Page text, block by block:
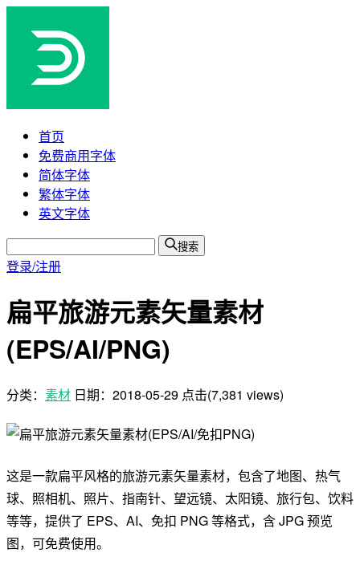
首页
免费商用字体
简体字体
繁体字体
英文字体
搜索
登录/注册
扁平旅游元素矢量素材
(EPS/AI/PNG)
分类： 素材 日期： 2018-05-29 点击(7,381 views)
这是一款扁平风格的旅游元素矢量素材，包含了地图、热气
球、照相机、照片、指南针、望远镜、太阳镜、旅行包、饮料
等等，提供了 EPS、AI、免扣 PNG 等格式，含 JPG 预览
图，可免费使用。